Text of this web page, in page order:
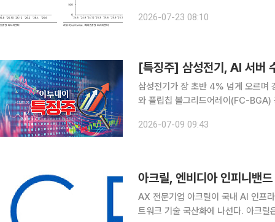
“삼성전기 MLCC는 B2B 중심의 체
2026-07-23 08:10
[특징주] 삼성전기, AI 서버
삼성전기가 장 초반 4% 넘게 오르며
와 플립칩 볼그리드어레이(FC-BGA)
가는 AI 서버 투자 확대에 따른
2026-07-09 09:43
AX 전문기업 아크릴이 국내 AI 인프
트워크 기술 국산화에 나선다. 아크릴은 과학기술정보통신부 산하 ‘정보통신기획평가원(IITP)’이 추